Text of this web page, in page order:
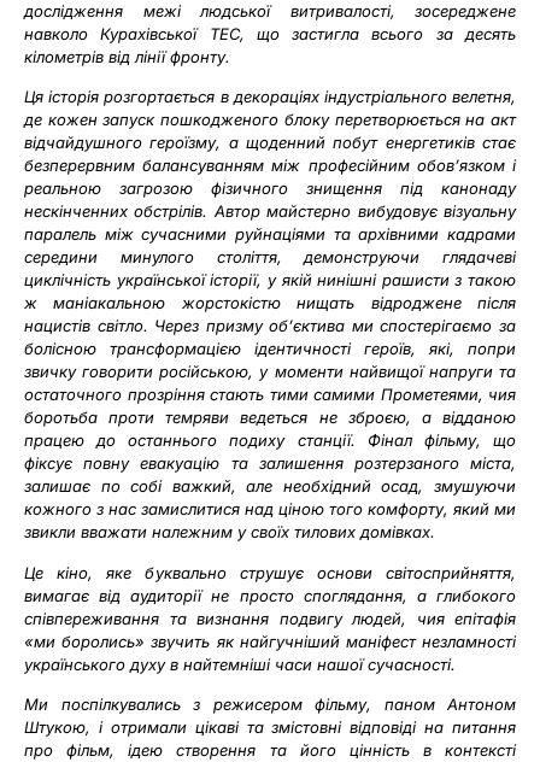
дослідження межі людської витривалості, зосереджене
навколо Курахівської ТЕС, що застигла всього за десять
кілометрів від лінії фронту.
Ця історія розгортається в декораціях індустріального велетня,
де кожен запуск пошкодженого блоку перетворюється на акт
відчайдушного героїзму, а щоденний побут енергетиків стає
безперервним балансуванням між професійним обов’язком і
реальною загрозою фізичного знищення під канонаду
нескінченних обстрілів. Автор майстерно вибудовує візуальну
паралель між сучасними руйнаціями та архівними кадрами
середини минулого століття, демонструючи глядачеві
циклічність української історії, у якій нинішні рашисти з такою
ж маніакальною жорстокістю нищать відроджене після
нацистів світло. Через призму об’єктива ми спостерігаємо за
болісною трансформацією ідентичності героїв, які, попри
звичку говорити російською, у моменти найвищої напруги та
остаточного прозріння стають тими самими Прометеями, чия
боротьба проти темряви ведеться не зброєю, а відданою
працею до останнього подиху станції. Фінал фільму, що
фіксує повну евакуацію та залишення розтерзаного міста,
залишає по собі важкий, але необхідний осад, змушуючи
кожного з нас замислитися над ціною того комфорту, який ми
звикли вважати належним у своїх тилових домівках.
Це кіно, яке буквально струшує основи світосприйняття,
вимагає від аудиторії не просто споглядання, а глибокого
співпереживання та визнання подвигу людей, чия епітафія
«ми боролись» звучить як найгучніший маніфест незламності
українського духу в найтемніші часи нашої сучасності.
Ми поспілкувались з режисером фільму, паном Антоном
Штукою, і отримали цікаві та змістовні відповіді на питання
про фільм, ідею створення та його цінність в контексті